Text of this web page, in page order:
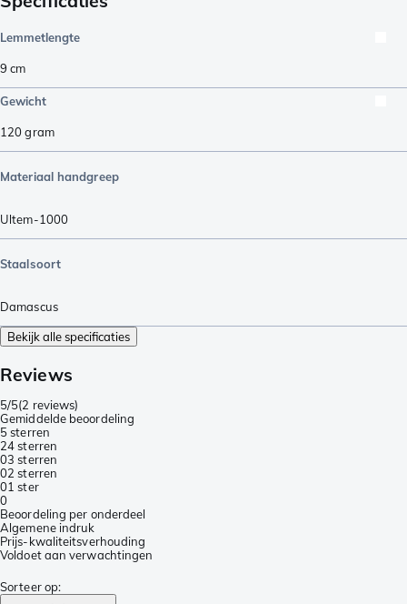
Lemmetlengte
9 cm
Gewicht
120gram
Materiaal handgreep
Ultem-1000
Staalsoort
Damascus
Bekijk alle specificaties
Reviews
5/5(2 reviews)
Gemiddelde beoordeling
5 sterren
24 sterren
03 sterren
02 sterren
01 ster
0
Beoordeling per onderdeel
Algemene indruk
Prijs-kwaliteitsverhouding
Voldoet aan verwachtingen
Sorteer op: